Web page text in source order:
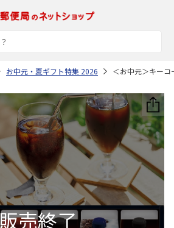
お中元・夏ギフト特集 2026 ＜お中元＞キー